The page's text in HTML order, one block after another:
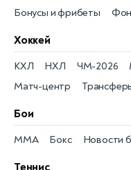
Бонусы и фрибеты
Хоккей
КХЛ
Матч-центр
НХЛ
ЧМ-2026
Бои
Новости
MMA Бокс
Теннис